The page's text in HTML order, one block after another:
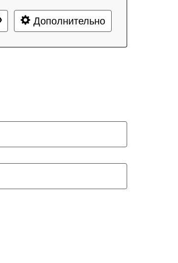
Дополнительно